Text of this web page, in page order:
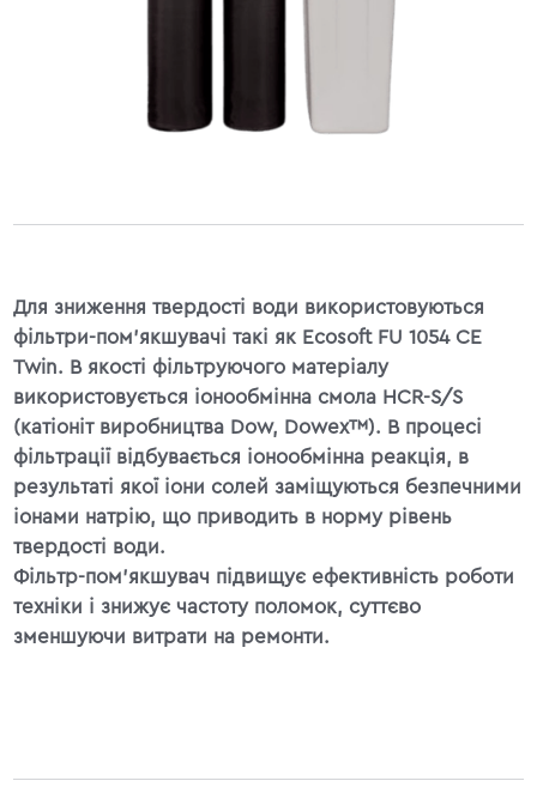
Для зниження твердості води використовуються
фільтри-пом'якшувачі такі як Ecosoft FU 1054 CE
Twin. В якості фільтруючого матеріалу
використовується іонообмінна смола HCR-S/S
(катіоніт виробництва Dow, Dowex™). В процесі
фільтрації відбувається іонообмінна реакція, в
результаті якої іони солей заміщуються безпечними
іонами натрію, що приводить в норму рівень
твердості води.
Фільтр-пом'якшувач підвищує ефективність роботи
техніки і знижує частоту поломок, суттєво
зменшуючи витрати на ремонти.